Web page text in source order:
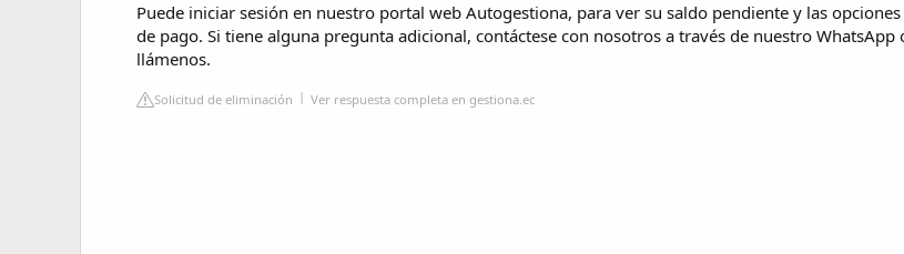
Puede iniciar sesión en nuestro portal web Autogestiona, para ver su saldo pendiente y las opciones
de pago. Si tiene alguna pregunta adicional, contáctese con nosotros a través de nuestro WhatsApp
llámenos.
Solicitud de eliminación Ver respuesta completa en gestiona.ec